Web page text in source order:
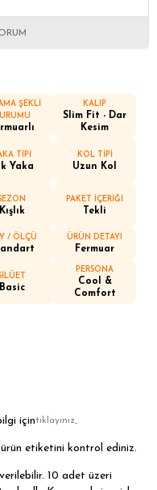
ŞEKLİ
KALIP
Slim Fit - Dar
Kesim
TİPİ
Yaka
KOL TİPİ
Uzun Kol
Kışlık
PAKET İÇERİĞİ
Tekli
/ ÖLÇÜ ÜRÜN DETAYI
Fermuar
Basic
PERSONA
Cool &
Comfort
içintıklayınız.
etiketini kontrol ediniz.
10 adet üzeri